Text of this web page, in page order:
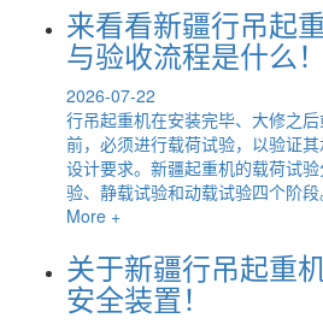
来看看新疆行吊起
与验收流程是什么！
2026-07-22
行吊起重机在安装完毕、大修之
前，必须进行载荷试验，以验证
设计要求。新疆起重机的载荷试
验、静载试验和动载试验四个阶
More +
关于新疆行吊起重
安全装置！